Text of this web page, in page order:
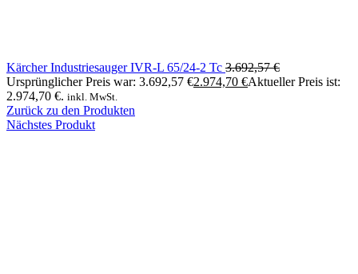
Kärcher Industriesauger IVR-L 65/24-2 Tc 3.692,57€
Ursprünglicher Preis war: 3.692,57 €2.974,70 €Aktueller Preis ist:
2.974,70 €. inkl. MwSt.
Zurück zu den Produkten
Nächstes Produkt